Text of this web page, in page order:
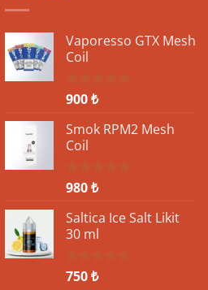
Vaporesso GTX Mesh
Coil
5 üzerinden
aldı
900₺
Smok RPM2 Mesh
Coil
5 üzerinden
aldı
980₺
Saltica Ice Salt Likit
30 ml
5 üzerinden
750₺